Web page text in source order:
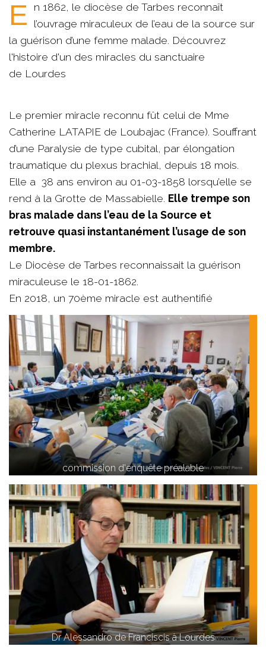
En 1862, le diocèse de Tarbes reconnaît
l’ouvrage miraculeux de l’eau de la source sur
la guérison d’une femme malade. Découvrez
l'histoire d'un des miracles du sanctuaire
de Lourdes
Le premier miracle reconnu fût celui de Mme
Catherine LATAPIE de Loubajac (France). Souffrant
d’une Paralysie de type cubital, par élongation
traumatique du plexus brachial, depuis 18 mois.
Elle a 38 ans environ au 01-03-1858 lorsqu’elle se
rend à la Grotte de Massabielle. Elle trempe son
bras malade dans l’eau de la Source et
retrouve quasi instantanément l’usage de son
membre.
Le Diocèse de Tarbes reconnaissait la guérison
miraculeuse le 18-01-1862.
En 2018, un 70ème miracle est authentifié
commission d'enquête préalable
Dr Alessandro de Franciscis à Lourdes